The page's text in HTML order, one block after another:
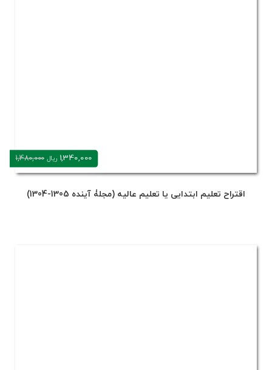
1,340,000 ریال 1,480,000
اقتراح تعلیم ابتدایی یا تعلیم عالیه (مجلۀ آینده 1305-1304)